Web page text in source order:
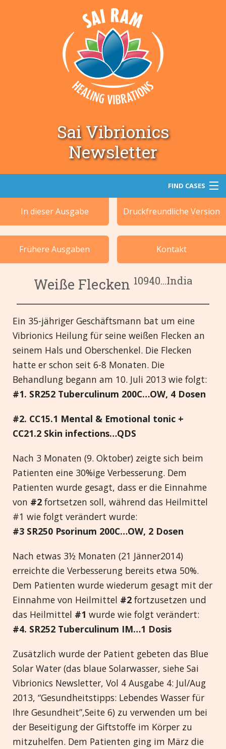
Sai Vibrionics
Newsletter
FIND CASES
Suche
In dieser Ausgabe Druckfreundliche Version
Frühere Ausgaben Kontakt
Weiße Flecken 10940...India
Ein 35-jähriger Geschäftsmann bat um eine
Vibrionics Heilung für seine weißen Flecken an
seinem Hals und Oberschenkel. Die Flecken
hatte er schon seit 6-8 Monaten. Die
Behandlung begann am 10. Juli 2013 wie folgt:
#1. SR252 Tuberculinum 200C…OW, 4 Dosen
#2. CC15.1 Mental & Emotional tonic +
CC21.2 Skin infections…QDS
Nach 3 Monaten (9. Oktober) zeigte sich beim
Patienten eine 30%ige Verbesserung. Dem
Patienten wurde gesagt, dass er die Einnahme
von #2 fortsetzen soll, während das Heilmittel
#1 wie folgt verändert wurde:
#3 SR250 Psorinum 200C…OW, 2 Dosen
Nach etwas 3½ Monaten (21 Jänner2014)
erreichte die Verbesserung bereits etwa 50%.
Dem Patienten wurde wiederum gesagt mit der
Einnahme von Heilmittel #2 fortzusetzen und
das Heilmittel #1 wurde wie folgt verändert:
#4. SR252 Tuberculinum IM…1 Dosis
Zusätzlich wurde der Patient gebeten das Blue
Solar Water (das blaue Solarwasser, siehe Sai
Vibrionics Newsletter, Vol 4 Ausgabe 4: Jul/Aug
2013, “Gesundheitstipps: Lebendes Wasser für
Ihre Gesundheit”,Seite 6) zu verwenden um bei
der Beseitigung der Giftstoffe im Körper zu
mitzuhelfen. Dem Patienten ging im März die